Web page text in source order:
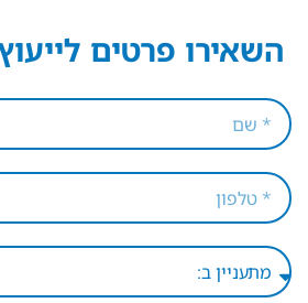
השאירו פרטים